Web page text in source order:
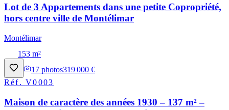
Lot de 3 Appartements dans une petite Copropriété,
hors centre ville de Montélimar
Montélimar
153 m²
17 photos319 000 €
Réf.V0003
Maison de caractère des années 1930 – 137 m² –